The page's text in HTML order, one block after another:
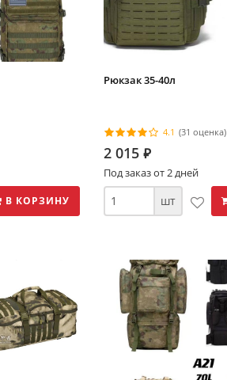
В КОРЗИНУ
Рюкзак 35-40л
4.1 (31 оценка)
2 015 ⃏
Под заказ от 2 дней
шт